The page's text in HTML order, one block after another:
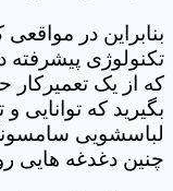
بنابراین در
تکنولوژی
که از یک
بگیرید که
لباسشویی
چنین دغدغه هایی